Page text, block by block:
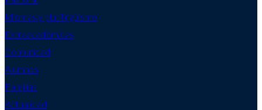
Idiomas y plurilingüismo
Extraacadémicas
Comunidad
Alumnos
Familias
Actualidad